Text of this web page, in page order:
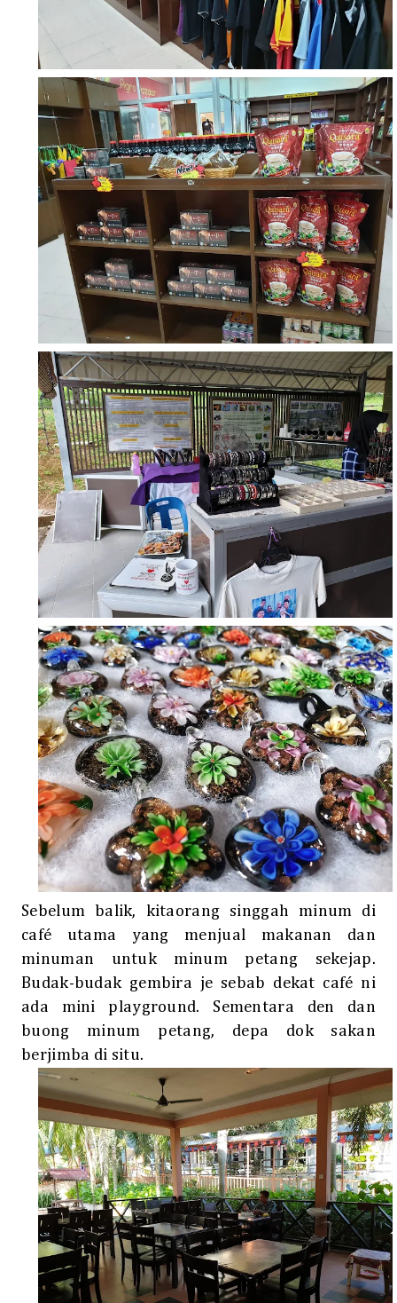
Sebelum balik, kitaorang singgah minum di
café utama yang menjual makanan dan
minuman untuk minum petang sekejap.
Budak-budak gembira je sebab dekat café ni
ada mini playground. Sementara den dan
buong minum petang, depa dok sakan
berjimba di situ.